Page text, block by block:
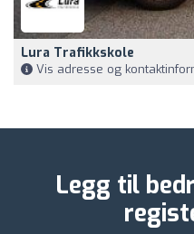
Lura Trafikkskole
Vis adresse og
Legg til